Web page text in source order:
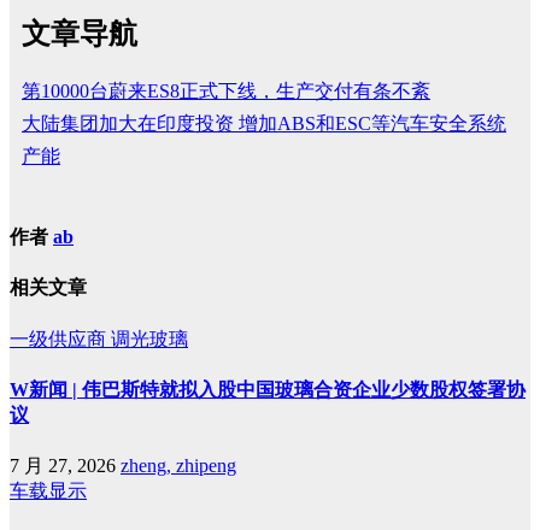
文章导航
第10000台蔚来ES8正式下线，生产交付有条不紊
大陆集团加大在印度投资 增加ABS和ESC等汽车安全系统
产能
作者 ab
相关文章
一级供应商 调光玻璃
W新闻 | 伟巴斯特就拟入股中国玻璃合资企业少数股权签署协
议
7 月 27, 2026 zheng, zhipeng
车载显示